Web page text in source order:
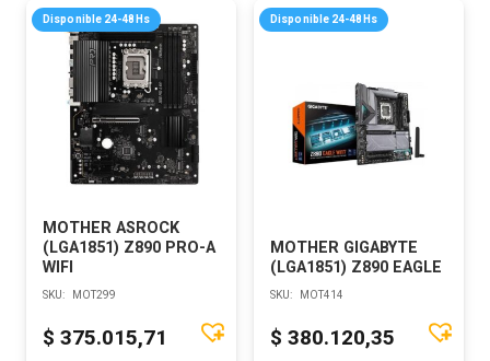
Disponible 24-48Hs
MOTHER ASROCK
(LGA1851) Z890 PRO-A
WIFI
SKU: MOT299
$ 375.015,71
Disponible 24-48Hs
MOTHER GIGABYTE
(LGA1851) Z890 EAGLE
SKU: MOT414
$ 380.120,35